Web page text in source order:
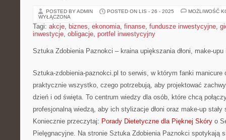
POSTED BY ADMIN POSTED ON LIS - 26 - 2025
MOŻLIWOŚĆ
WYŁĄCZONA
Tagi: akcje, biznes, ekonomia, finanse, fundusze inwestycyjne,
inwestycje, obligacje, portfel inwestycyjny
Sztuka Zdobienia Paznokci – kraina upiększania dłoni, make-upu
Sztuka-zdobienia-paznokci.pl to serwis, w którym fanki
praktycznie wszystko, czego potrzebują, aby projektować
dzień i od święta. To centrum wiedzy dla osób, które chcą
profesjonalną wiedzą, aby ich stylizacje dłoni oraz make-up
Koniecznie przeczytaj: Porady Dietetyczne dla Pięknej Skóry o
Pielęgnacyjne. Na stronie Sztuka Zdobienia Paznokci spotykają